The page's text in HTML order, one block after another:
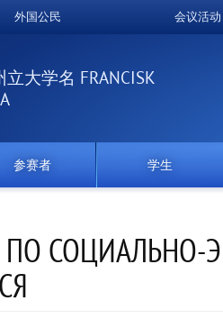
外国公民 会议活动
大学名 FRANCISK
参赛者 学生
ПО